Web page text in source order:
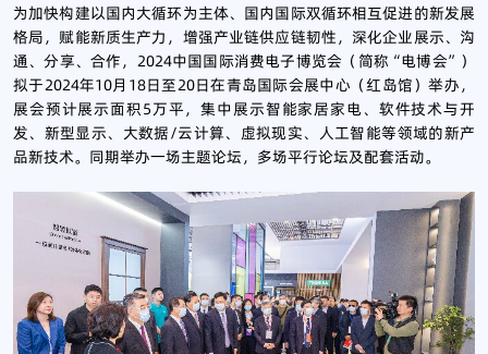
为加快构建以国内大循环为主体、国内国际双循环相互促进的新发展
格局，赋能新质生产力，增强产业链供应链韧性，深化企业展示、沟
通、分享、合作，2024中国国际消费电子博览会（简称“电博会”）
拟于2024年10月18日至20日在青岛国际会展中心（红岛馆）举办，
展会预计展示面积5万平，集中展示智能家居家电、软件技术与开
发、新型显示、大数据/云计算、虚拟现实、人工智能等领域的新产
品新技术。同期举办一场主题论坛，多场平行论坛及配套活动。